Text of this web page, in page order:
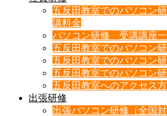
五反田教室でのパソコン
講料金
パソコン研修 受講講座
五反田教室でのパソコン
五反田教室でのパソコン
五反田教室でのパソコン
五反田教室へのアクセス
出張研修
出張パソコン研修（全国